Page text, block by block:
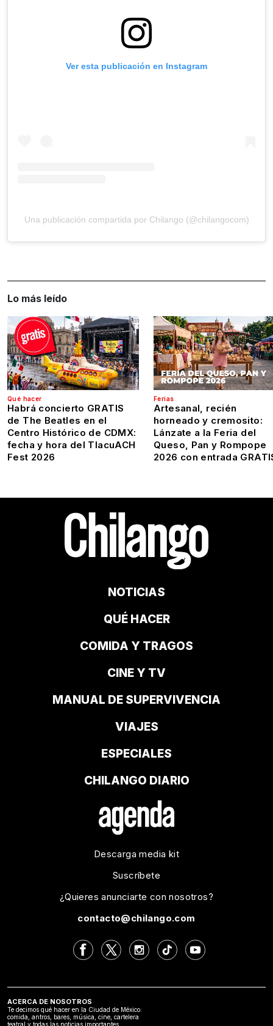
Ver esta publicación en Instagram
Una publicación compartida por Chilango (@chilangocom)
Lo más leído
Qué hacer
Habrá concierto GRATIS
de The Beatles en el
Centro Histórico de CDMX:
fecha y hora del TlacuACH
Fest 2026
Ferias
Artesanal, recién
horneado y cremosito:
Lánzate a la Feria del
Queso, Pan y Rompope
2026 con entrada
NOTICIAS
QUÉ HACER
COMIDA Y TRAGOS
CINE Y TV
MANUAL DE SUPERVIVENCIA
VIAJES
ESPECIALES
CHILANGO DIARIO
Descarga media kit
Suscríbete
¿Quieres anunciarte con nosotros?
contacto@chilango.com
ACERCA DE NOSOTROS
Te decimos qué hacer en la Ciudad de México:
comida, antros, bares, música, cine, cartelera
teatral y todas las noticias importantes